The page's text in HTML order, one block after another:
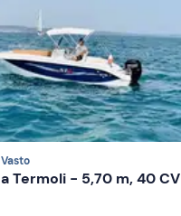
Termoli - 5,70 m, 40 CV